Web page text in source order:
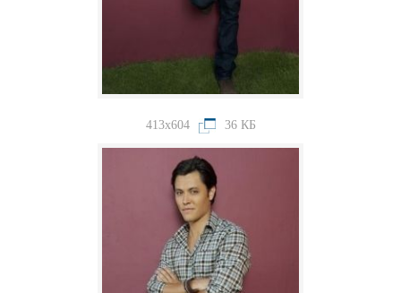
413x604 36 КБ